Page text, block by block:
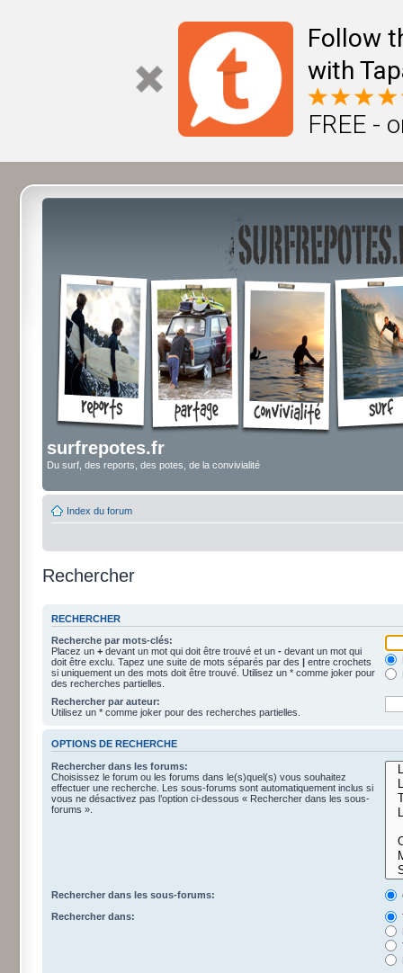
Follow
with
FREE -
surfrepotes.fr
Du surf, des reports, des potes, de la convivialité
Index du forum
Rechercher
RECHERCHER
Recherche par mots-clés:
Placez un + devant un mot qui doit être trouvé et un - devant un mot qui
doit être exclu. Tapez une suite de mots séparés par des | entre crochets
si uniquement un des mots doit être trouvé. Utilisez un * comme joker pour
des recherches partielles.
Rechercher par auteur:
Utilisez un * comme joker pour des recherches partielles.
OPTIONS DE RECHERCHE
Rechercher dans les forums:
Choisissez le forum ou les forums dans le(s)quel(s) vous souhaitez
effectuer une recherche. Les sous-forums sont automatiquement inclus si
vous ne désactivez pas l’option ci-dessous « Rechercher dans les sous-
forums ».
Rechercher dans les sous-forums:
Rechercher dans: